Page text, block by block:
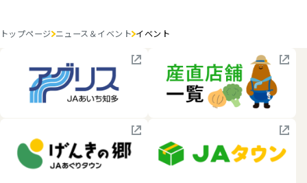
トップページ ニュース＆イベント イベント